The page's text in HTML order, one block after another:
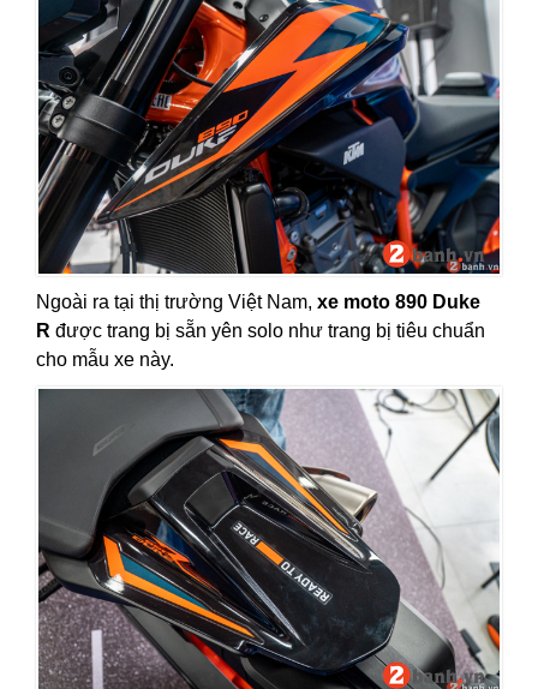
Ngoài ra tại thị trường Việt Nam, xe moto 890 Duke
R được trang bị sẵn yên solo như trang bị tiêu chuẩn
cho mẫu xe này.